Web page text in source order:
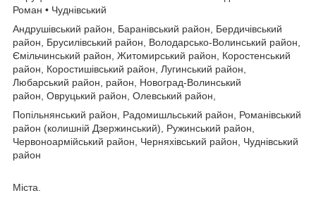
Роман • Чуднівський
Андрушівський район, Баранівський район, Бердичівський
район, Брусилівський район, Володарсько-Волинський район,
Ємільчинський район, Житомирський район, Коростенський
район, Коростишівський район, Лугинський район,
Любарський район, район, Новоград-Волинський
район, Овруцький район, Олевський район,
Попільнянський район, Радомишльський район, Романівський
район (колишній Дзержинський), Ружинський район,
Червоноармійський район, Черняхівський район, Чуднівський
район
Міста.